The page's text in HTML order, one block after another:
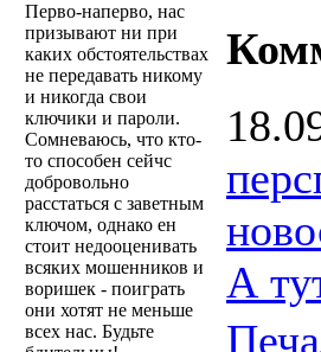
Перво-наперво, нас
призывают ни при
каких обстоятельствах
не передавать никому
и никогда свои
ключики и пароли.
Сомневаюсь, что кто-
то способен сейчс
добровольно
расстаться с заветным
ключом, однако ен
стоит недооценивать
всяких мошенников и
воришек - поиграть
они хотят не меньше
всех нас. Будьте
А